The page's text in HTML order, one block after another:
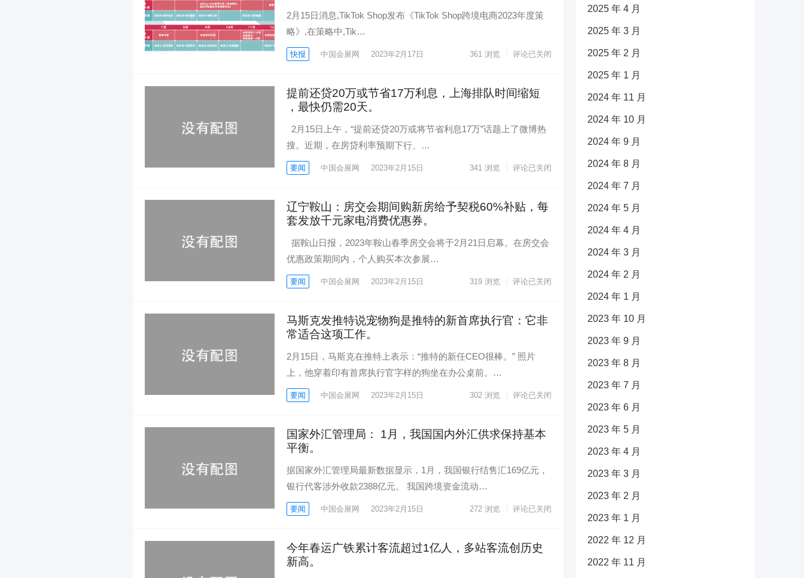
2月15日消息,TikTok Shop发布《TikTok Shop跨境电商2023年度策
略》,在策略中,Tik…
快报 中国会展网 2023年2月17日 361 浏览 评论已关闭
提前还贷20万或节省17万利息，上海排队时间缩短
，最快仍需20天。
2月15日上午，“提前还贷20万或将节省利息17万”话题上了微博热
搜。近期，在房贷利率预期下行、…
要闻 中国会展网 2023年2月15日 341 浏览 评论已关闭
辽宁鞍山：房交会期间购新房给予契税60%补贴，每
套发放千元家电消费优惠券。
据鞍山日报，2023年鞍山春季房交会将于2月21日启幕。在房交会
优惠政策期间内，个人购买本次参展…
要闻 中国会展网 2023年2月15日 319 浏览 评论已关闭
马斯克发推特说宠物狗是推特的新首席执行官：它非
常适合这项工作。
2月15日，马斯克在推特上表示：“推特的新任CEO很棒。” 照片
上，他穿着印有首席执行官字样的狗坐在办公桌前。…
要闻 中国会展网 2023年2月15日 302 浏览 评论已关闭
国家外汇管理局： 1月，我国国内外汇供求保持基本
平衡。
据国家外汇管理局最新数据显示，1月，我国银行结售汇169亿元，
银行代客涉外收款2388亿元。 我国跨境资金流动…
要闻 中国会展网 2023年2月15日 272 浏览 评论已关闭
今年春运广铁累计客流超过1亿人，多站客流创历史
新高。
2025 年 4 月
2025 年 3 月
2025 年 2 月
2025 年 1 月
2024 年 11 月
2024 年 10 月
2024 年 9 月
2024 年 8 月
2024 年 7 月
2024 年 5 月
2024 年 4 月
2024 年 3 月
2024 年 2 月
2024 年 1 月
2023 年 10 月
2023 年 9 月
2023 年 8 月
2023 年 7 月
2023 年 6 月
2023 年 5 月
2023 年 4 月
2023 年 3 月
2023 年 2 月
2023 年 1 月
2022 年 12 月
2022 年 11 月